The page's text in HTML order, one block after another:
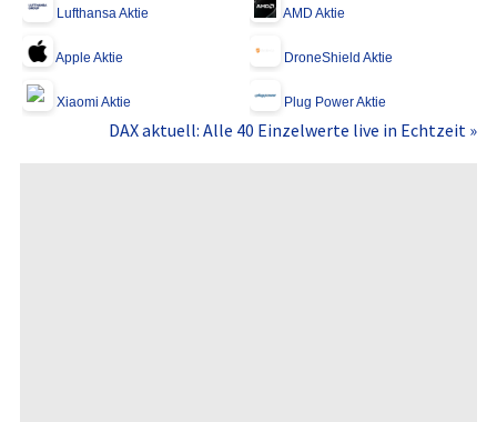
Lufthansa Aktie AMD Aktie
Apple Aktie DroneShield Aktie
Xiaomi Aktie Plug Power Aktie
DAX aktuell: Alle 40 Einzelwerte live in Echtzeit »